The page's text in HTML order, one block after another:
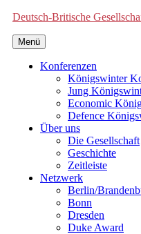
Deutsch-Britische
Menü
Konferenzen
Königswinter
Jung
Economic
Defence
Über uns
Die Gesellschaft
Geschichte
Zeitleiste
Netzwerk
Berlin/
Bonn
Dresden
Duke Award